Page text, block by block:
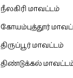
நீலகிரி மாவட்டம்
கோயம்புத்தூர்
திருப்பூர் மாவட்டம்
திண்டுக்கல்